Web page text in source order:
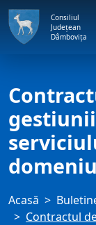
Consiliul
Județean
Dâmbovița
Acasă
Contractul